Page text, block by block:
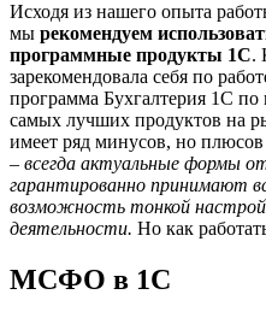
Исходя из нашего опыта
мы рекомендуем
программные продукты 1С.
зарекомендовала себя по
программа Бухгалтерия 1С по
самых лучших продуктов на
имеет ряд минусов, но
– всегда актуальные формы
гарантированно принимают
возможность тонкой
деятельности. Но как
МСФО в 1С